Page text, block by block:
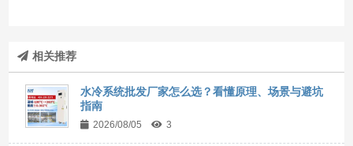
相关推荐
水冷系统批发厂家怎么选？看懂原理、场景与避坑
指南
2026/08/05 3